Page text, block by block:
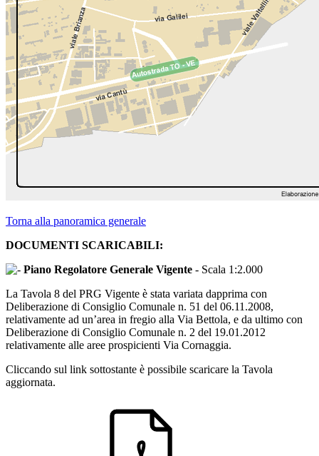
Torna alla panoramica generale
DOCUMENTI SCARICABILI:
Piano Regolatore Generale Vigente - Scala 1:2.000
La Tavola 8 del PRG Vigente è stata variata dapprima con
Deliberazione di Consiglio Comunale n. 51 del 06.11.2008,
relativamente ad un’area in fregio alla Via Bettola, e da ultimo con
Deliberazione di Consiglio Comunale n. 2 del 19.01.2012
relativamente alle aree prospicienti Via Cornaggia.
Cliccando sul link sottostante è possibile scaricare la Tavola
aggiornata.